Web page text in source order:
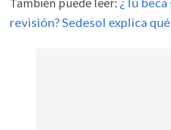
revisión? Sedesol explica